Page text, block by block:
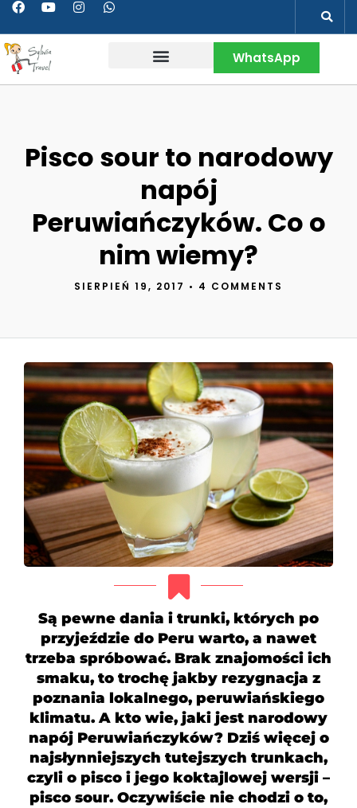
WhatsApp
Pisco sour to narodowy
napój
Peruwiańczyków. Co o
nim wiemy?
SIERPIEŃ 19, 2017 • 4 COMMENTS
Są pewne dania i trunki, których po
przyjeździe do Peru warto, a nawet
trzeba spróbować. Brak znajomości ich
smaku, to trochę jakby rezygnacja z
poznania lokalnego, peruwiańskiego
klimatu. A kto wie, jaki jest narodowy
napój Peruwiańczyków? Dziś więcej o
najsłynniejszych tutejszych trunkach,
czyli o pisco i jego koktajlowej wersji –
pisco sour. Oczywiście nie chodzi o to,